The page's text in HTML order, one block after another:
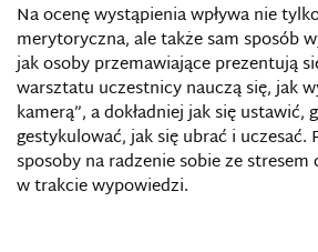
Na ocenę wystąpienia wpływa nie
merytoryczna, ale także sam sposób
jak osoby przemawiające prezentują
warsztatu uczestnicy nauczą się, jak
kamerą”, a dokładniej jak się ustawić,
gestykulować, jak się ubrać i uczesać.
sposoby na radzenie sobie ze stresem
w trakcie wypowiedzi.